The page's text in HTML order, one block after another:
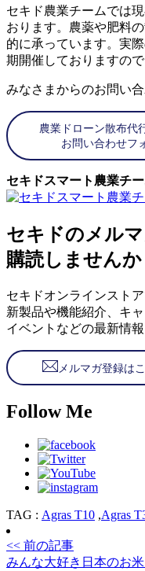
セキド農業チームでは
おります。農薬や肥料
的に承っています。実
期開催しておりますの
みなさまからのお問い
農業ドローン散布代
お問い合わせフ
セキドスマート農業チ
セキドのメル
購読しませんか
セキドオンラインストア
新製品や機能紹介、キャ
イベントなどの最新情
メルマガ登録は
Follow Me
TAG : Agras T10 ,Agras
<< 前の記事
みんな大好き日本のお米